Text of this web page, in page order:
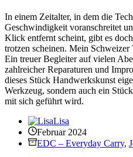
In einem Zeitalter, in dem die
Geschwindigkeit voranschreitet
Klick entfernt scheint, gibt es
trotzen scheinen. Mein Schweizer
Ein treuer Begleiter auf vielen
zahlreicher Reparaturen und
dieses Stück Handwerkskunst
Werkzeug, sondern auch ein
mit sich geführt wird.
Lisa
Februar 2024
EDC – Everyday Carry,